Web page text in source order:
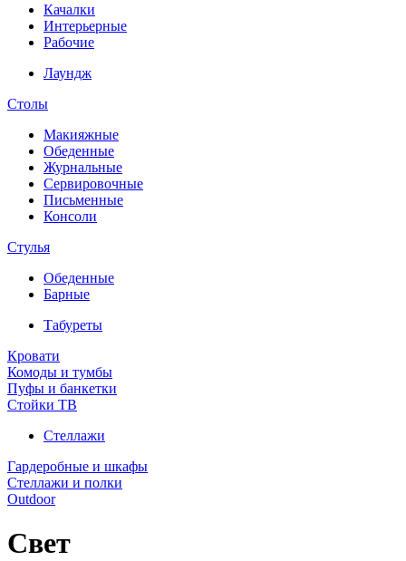
Качалки
Интерьерные
Рабочие
Лаундж
Столы
Макияжные
Обеденные
Журнальные
Сервировочные
Письменные
Консоли
Стулья
Обеденные
Барные
Табуреты
Кровати
Комоды и тумбы
Пуфы и банкетки
Стойки ТВ
Стеллажи
Гардеробные и шкафы
Стеллажи и полки
Outdoor
Свет